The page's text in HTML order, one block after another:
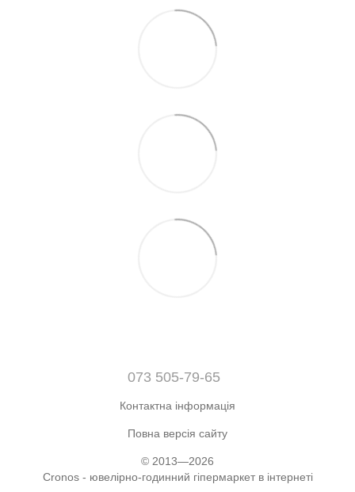
073 505-79-65
Контактна інформація
Повна версія сайту
© 2013—2026
Cronos - ювелірно-годинний гіпермаркет в інтернеті